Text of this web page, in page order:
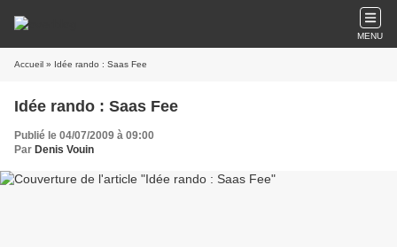
MENU
Accueil » Idée rando : Saas Fee
Idée rando : Saas Fee
Publié le 04/07/2009 à 09:00
Par Denis Vouin